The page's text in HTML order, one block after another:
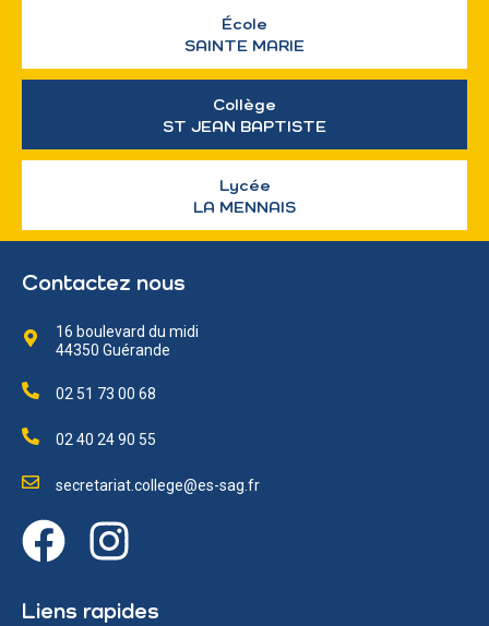
École
SAINTE MARIE
Collège
ST JEAN BAPTISTE
Lycée
LA MENNAIS
Contactez nous
16 boulevard du midi
44350 Guérande
02 51 73 00 68
02 40 24 90 55
secretariat.college@es-sag.fr
Liens rapides